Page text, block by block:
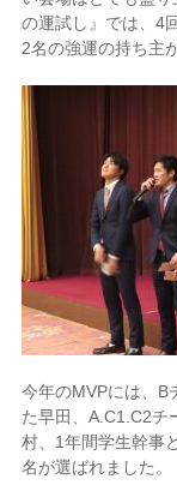
の運試し』では、4
2名の強運の持ち主
今年のMVPには、 B
た早田、A.C1.C2チ
村、 1年間学生幹事
名が選ばれました。